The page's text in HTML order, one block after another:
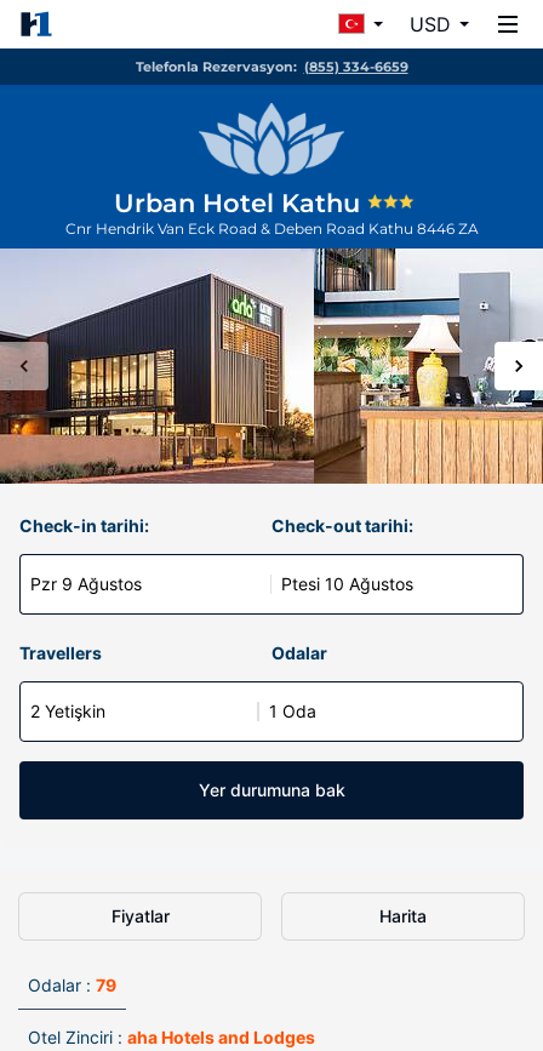
USD
Telefonla Rezervasyon: (855) 334-6659
Urban Hotel Kathu
Cnr Hendrik Van Eck Road & Deben Road Kathu 8446 ZA
Check-in tarihi:
Pzr 9 Ağustos
Check-out tarihi:
Ptesi 10 Ağustos
Travellers Odalar
2 Yetişkin 1 Oda
Yer durumuna bak
Fiyatlar Harita
Odalar : 79
Otel Zinciri : aha Hotels and Lodges